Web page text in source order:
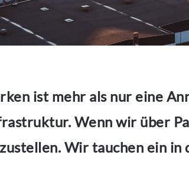
ist mehr als nur eine
Wenn wir über
Wir tauchen ein